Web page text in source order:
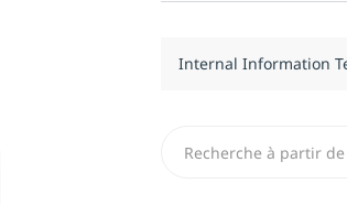
Internal Information